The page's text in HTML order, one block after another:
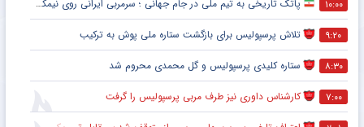
۱۰:۰۰ پاتک تاریخی به تیم ملی در جام جهانی ؛ سرمربی ایرانی روی نیمکت آمریکا
۹:۲۰ تلاش پرسپولیس برای بازگشت ستاره ملی پوش به ترکیب
۸:۳۰ ستاره کلیدی پرسپولیس و گل محمدی محروم شد
۷:۰۰ کارشناس داوری نیز طرف مربی پرسپولیس را گرفت